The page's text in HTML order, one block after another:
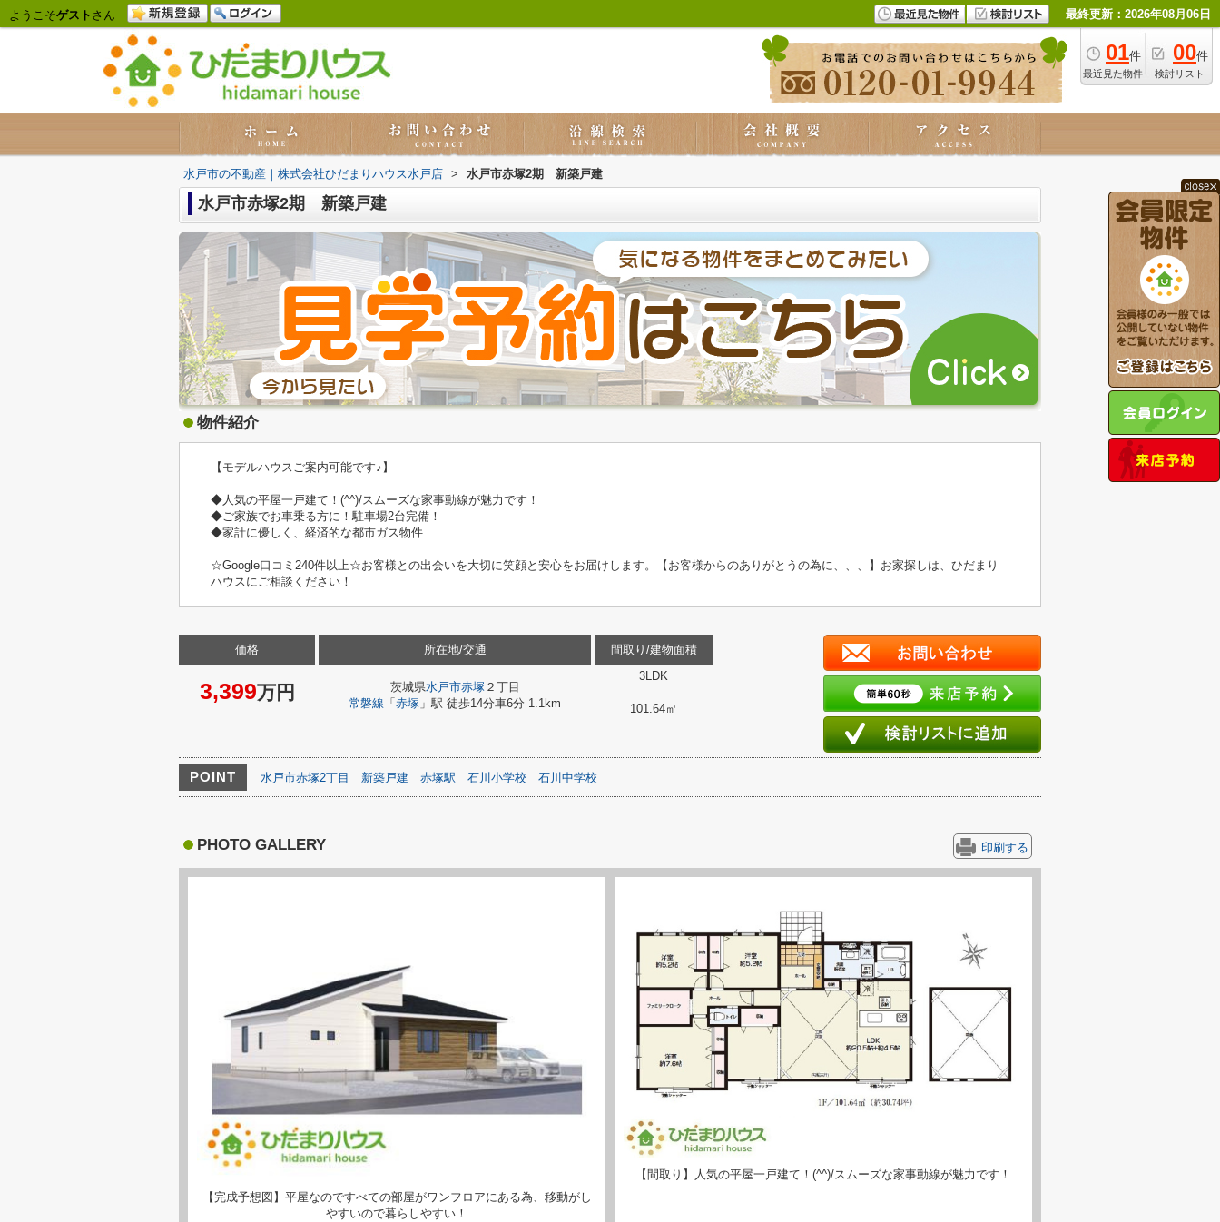
ようこそゲスト さん 最終更新：2026年08月06日
01件
最近見た物件
00件
検討リスト
水戸市の不動産｜株式会社ひだまりハウス水戸店 > 水戸市赤塚2期 新築戸建
水戸市赤塚2期 新築戸建
物件紹介
【モデルハウスご案内可能です♪】
◆人気の平屋一戸建て！(^^)/スムーズな家事動線が魅力です！
◆ご家族でお車乗る方に！駐車場2台完備！
◆家計に優しく、経済的な都市ガス物件
☆Google口コミ240件以上☆お客様との出会いを大切に笑顔と安心をお届けします。【お客様からのありがとうの為に、、、】お家探しは、ひだまり
ハウスにご相談ください！
価格
3,399万円
所在地/交通
茨城県水戸市赤塚２丁目
常磐線 「 赤塚 」駅 徒歩14分車6分 1.1km
間取り/建物面積
3LDK
101.64㎡
POINT 水戸市赤塚2丁目 新築戸建 赤塚駅 石川小学校 石川中学校
PHOTO GALLERY 印刷する
【完成予想図】平屋なのですべての部屋がワンフロアにある為、移動がし
やすいので暮らしやすい！
【間取り】人気の平屋一戸建て！(^^)/スムーズな家事動線が魅力です！